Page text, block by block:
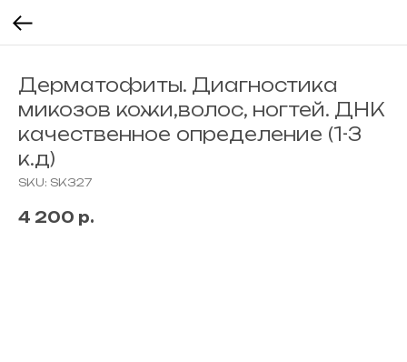
Дерматофиты. Диагностика
микозов кожи,волос, ногтей. ДНК
качественное определение (1-3
к.д)
SKU: SK327
4 200 р.